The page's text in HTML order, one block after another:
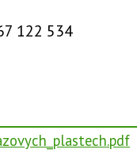
122 534